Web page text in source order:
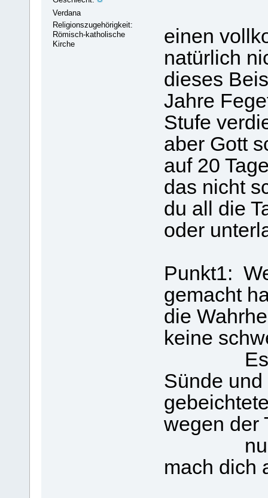
Verdana
Religionszugehörigkeit:
Römisch-katholische
Kirche
einen
natürlich
dieses
Jahre
Stufe
aber Gott
auf 20
das nicht
du all die
oder
Punkt1:
gemacht
die
keine
Es
Sünde
wegen der
nun
mach dich